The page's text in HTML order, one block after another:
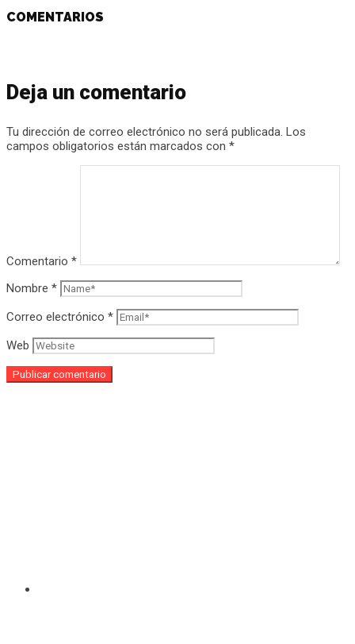
COMENTARIOS
Deja un comentario
Tu dirección de correo electrónico no será publicada. Los
campos obligatorios están marcados con *
Comentario *
Nombre *
Correo electrónico *
Web